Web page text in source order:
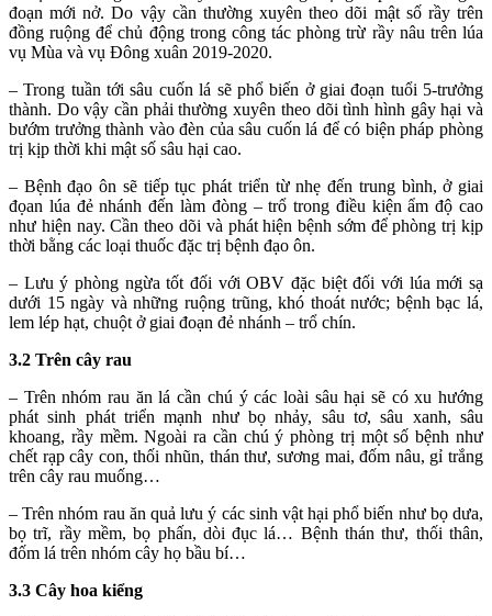
đoạn mới nở. Do vậy cần thường xuyên theo dõi mật số rầy trên
đồng ruộng để chủ động trong công tác phòng trừ rầy nâu trên lúa
vụ Mùa và vụ Đông xuân 2019-2020.
– Trong tuần tới sâu cuốn lá sẽ phổ biến ở giai đoạn tuổi 5-trưởng
thành. Do vậy cần phải thường xuyên theo dõi tình hình gây hại và
bướm trưởng thành vào đèn của sâu cuốn lá để có biện pháp phòng
trị kịp thời khi mật số sâu hại cao.
– Bệnh đạo ôn sẽ tiếp tục phát triển từ nhẹ đến trung bình, ở giai
đọan lúa đẻ nhánh đến làm đòng – trổ trong điều kiện ẩm độ cao
như hiện nay. Cần theo dõi và phát hiện bệnh sớm để phòng trị kịp
thời bằng các loại thuốc đặc trị bệnh đạo ôn.
– Lưu ý phòng ngừa tốt đối với OBV đặc biệt đối với lúa mới sạ
dưới 15 ngày và những ruộng trũng, khó thoát nước; bệnh bạc lá,
lem lép hạt, chuột ở giai đoạn đẻ nhánh – trổ chín.
3.2 Trên cây rau
– Trên nhóm rau ăn lá cần chú ý các loài sâu hại sẽ có xu hướng
phát sinh phát triển mạnh như bọ nhảy, sâu tơ, sâu xanh, sâu
khoang, rầy mềm. Ngoài ra cần chú ý phòng trị một số bệnh như
chết rạp cây con, thối nhũn, thán thư, sương mai, đốm nâu, gỉ trắng
trên cây rau muống…
– Trên nhóm rau ăn quả lưu ý các sinh vật hại phổ biến như bọ dưa,
bọ trĩ, rầy mềm, bọ phấn, dòi đục lá… Bệnh thán thư, thối thân,
đốm lá trên nhóm cây họ bầu bí…
3.3 Cây hoa kiểng